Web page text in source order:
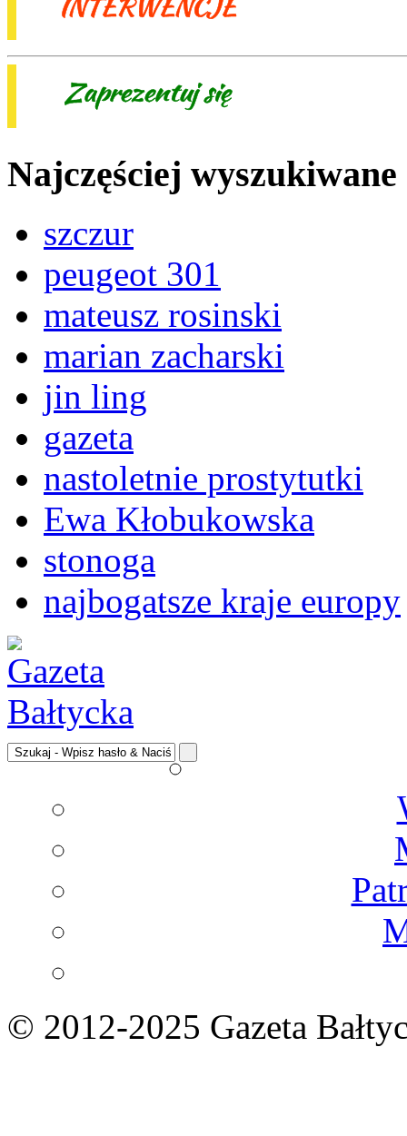
Najczęściej wyszukiwane
szczur
peugeot 301
mateusz rosinski
marian zacharski
jin ling
gazeta
nastoletnie prostytutki
Ewa Kłobukowska
stonoga
najbogatsze kraje europy
© 2012-2025 Gazeta